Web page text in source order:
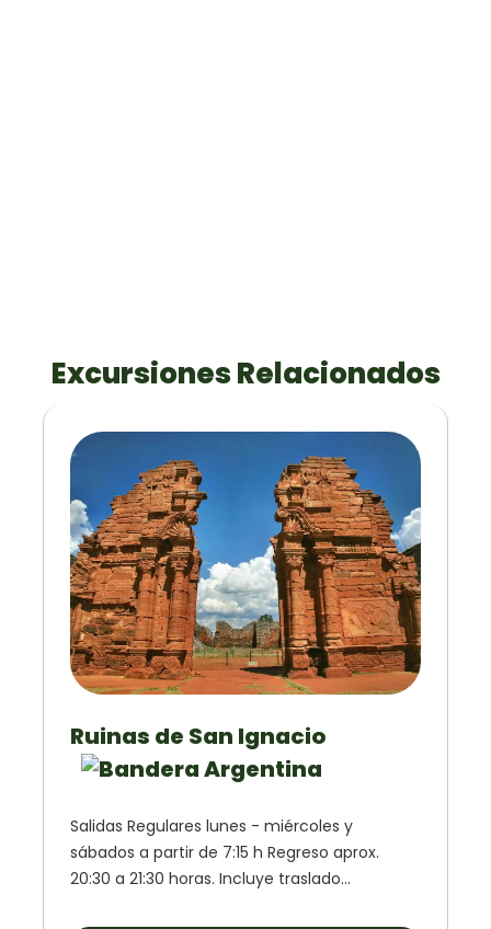
Excursiones Relacionados
Ruinas de San Ignacio
Salidas Regulares lunes - miércoles y
sábados a partir de 7:15 h Regreso aprox.
20:30 a 21:30 horas. Incluye traslado...